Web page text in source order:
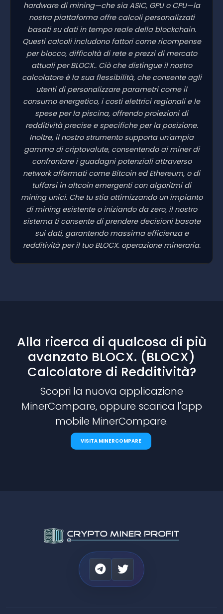
hardware di mining—che sia ASIC, GPU o CPU—la
nostra piattaforma offre calcoli personalizzati
basati su dati in tempo reale della blockchain.
Questi calcoli includono fattori come ricompense
per blocco, difficoltà di rete e prezzi di mercato
attuali per BLOCX.. Ciò che distingue il nostro
calcolatore è la sua flessibilità, che consente agli
utenti di personalizzare parametri come il
consumo energetico, i costi elettrici regionali e le
spese per la piscina, offrendo proiezioni di
redditività precise e specifiche per la posizione.
Inoltre, il nostro strumento supporta un'ampia
gamma di criptovalute, consentendo ai miner di
confrontare i guadagni potenziali attraverso
network affermati come Bitcoin ed Ethereum, o di
tuffarsi in altcoin emergenti con algoritmi di
mining unici. Che tu stia ottimizzando un impianto
di mining esistente o iniziando da zero, il nostro
sistema ti consente di prendere decisioni basate
sui dati, garantendo massima efficienza e
redditività per il tuo BLOCX. operazione mineraria.
Alla ricerca di qualcosa di più
avanzato BLOCX. (BLOCX)
Calcolatore di Redditività?
Scopri la nuova applicazione
MinerCompare, oppure scarica l'app
mobile MinerCompare.
VISITA MINERCOMPARE